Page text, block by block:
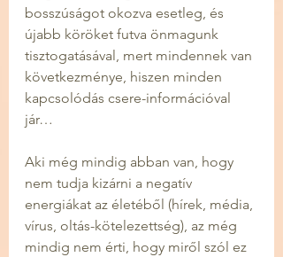
bosszúságot okozva esetleg, és
újabb köröket futva önmagunk
tisztogatásával, mert mindennek van
következménye, hiszen minden
kapcsolódás csere-információval
jár…
Aki még mindig abban van, hogy
nem tudja kizárni a negatív
energiákat az életéből (hírek, média,
vírus, oltás-kötelezettség), az még
mindig nem érti, hogy miről szól ez